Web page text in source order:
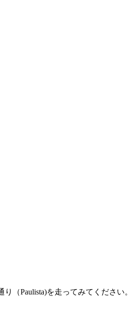
（Paulista)を走ってみてください。